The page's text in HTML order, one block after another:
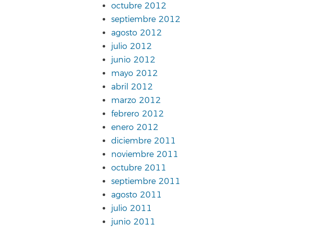
octubre 2012
septiembre 2012
agosto 2012
julio 2012
junio 2012
mayo 2012
abril 2012
marzo 2012
febrero 2012
enero 2012
diciembre 2011
noviembre 2011
octubre 2011
septiembre 2011
agosto 2011
julio 2011
junio 2011